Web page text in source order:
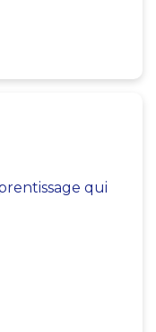
qui